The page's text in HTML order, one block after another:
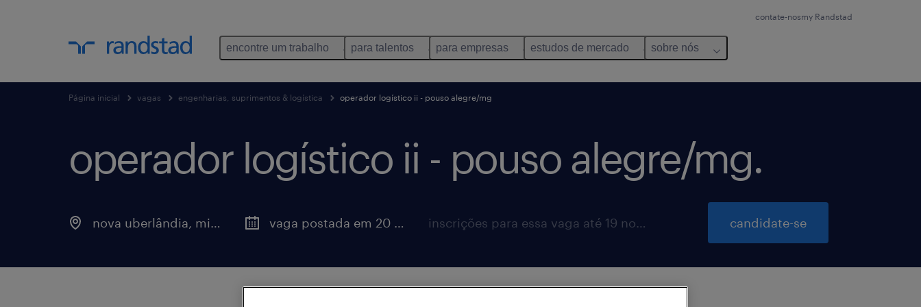
contate-nosmy Randstad
encontre um trabalho para talentos para empresas estudos de mercado sobre nós
Página inicial vagas engenharias, suprimentos & logística operador logístico ii - pouso alegre/mg
operador logístico ii - pouso alegre/mg.
nova uberlândia, minas gerais vaga postada em 20 maio 2026 inscrições para essa vaga até 19 novembro 2026 candidate-se